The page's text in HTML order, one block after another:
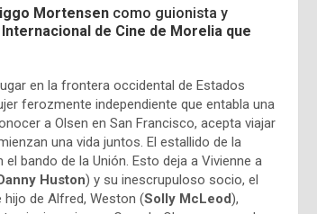
Mortensen como guionista y
de Cine de Morelia que
en la frontera occidental de Estados
ferozmente independiente que entabla una
a Olsen en San Francisco, acepta viajar
una vida juntos. El estallido de la
bando de la Unión. Esto deja a Vivienne a
Huston) y su inescrupuloso socio, el
hijo de Alfred, Weston (Solly McLeod),